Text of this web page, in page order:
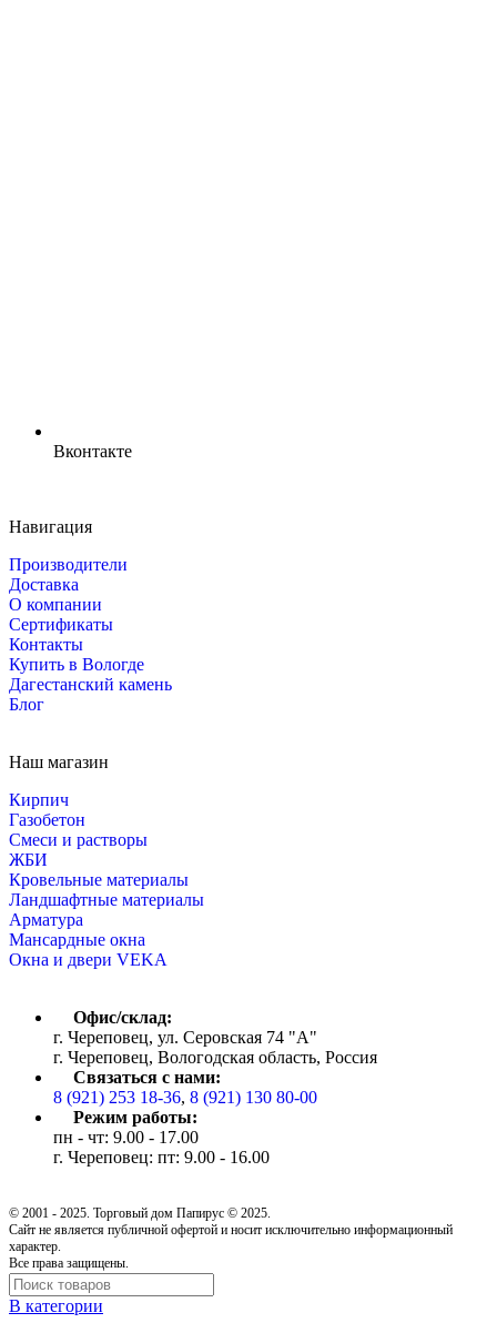
Вконтакте
Навигация
Производители
Доставка
О компании
Сертификаты
Контакты
Купить в Вологде
Дагестанский камень
Блог
Наш магазин
Кирпич
Газобетон
Cмеси и растворы
ЖБИ
Кровельные материалы
Ландшафтные материалы
Арматура
Мансардные окна
Окна и двери VEKA
Офис/склад:
г. Череповец, ул. Серовская 74 "А"
г. Череповец, Вологодская область, Россия
Связаться с нами:
8 (921) 253 18-36, 8 (921) 130 80-00
Режим работы:
пн - чт: 9.00 - 17.00
г. Череповец: пт: 9.00 - 16.00
© 2001 - 2025. Торговый дом Папирус © 2025.
Cайт не является публичной офертой и носит исключительно информационный
характер.
Все права защищены.
В категории